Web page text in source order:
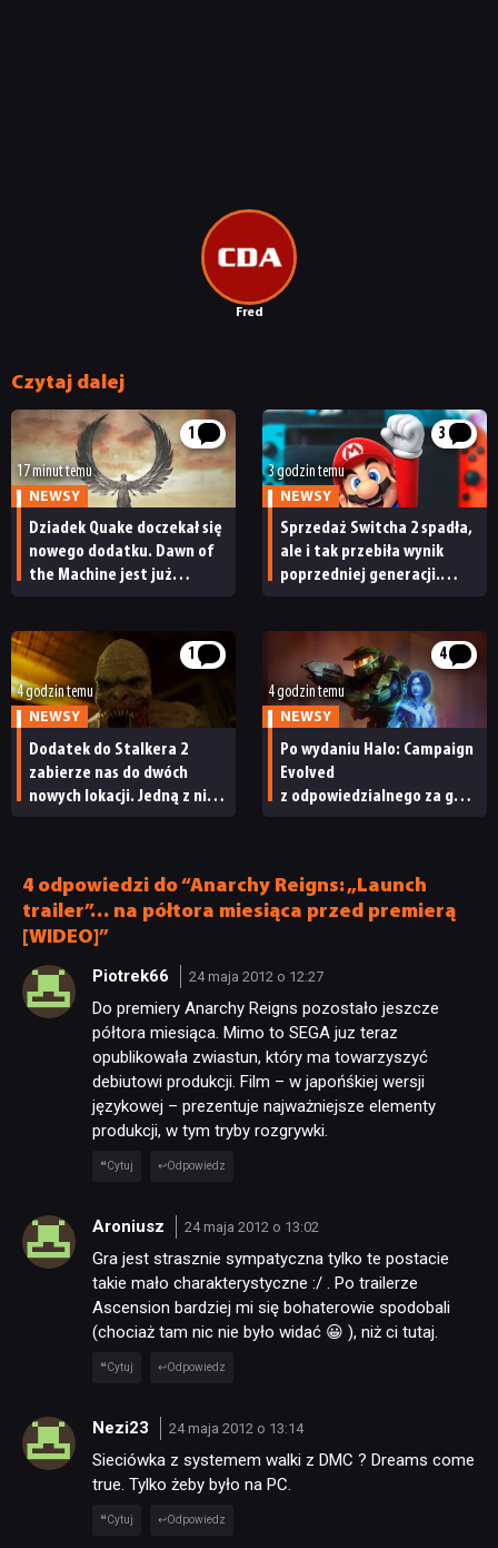
PUBLICYSTYKA
TECHNOLOGIE
DYSKUSJE
Fred
Czytaj dalej
1
17 minut temu
NEWSY
Dziadek Quake doczekał się
nowego dodatku. Dawn of
the Machine jest już
3
3 godzin temu
NEWSY
Sprzedaż Switcha 2 spadła,
ale i tak przebiła wynik
poprzedniej generacji.
1
4 godzin temu
NEWSY
Dodatek do Stalkera 2
zabierze nas do dwóch
nowych lokacji. Jedną z nich
4
4 godzin temu
NEWSY
Po wydaniu Halo: Campaign
Evolved
z odpowiedzialnego za grę
4 odpowiedzi do “Anarchy Reigns: „Launch
trailer”… na półtora miesiąca przed premierą
[WIDEO]”
Piotrek66 24 maja 2012 o 12:27
Do premiery Anarchy Reigns pozostało jeszcze
półtora miesiąca. Mimo to SEGA juz teraz
opublikowała zwiastun, który ma towarzyszyć
debiutowi produkcji. Film – w japońśkiej wersji
językowej – prezentuje najważniejsze elementy
produkcji, w tym tryby rozgrywki.
Cytuj Odpowiedz
Aroniusz 24 maja 2012 o 13:02
Gra jest strasznie sympatyczna tylko te postacie
takie mało charakterystyczne :/ . Po trailerze
Ascension bardziej mi się bohaterowie spodobali
(chociaż tam nic nie było widać 😀 ), niż ci tutaj.
Cytuj Odpowiedz
Nezi23 24 maja 2012 o 13:14
Sieciówka z systemem walki z DMC ? Dreams come
true. Tylko żeby było na PC.
Cytuj Odpowiedz